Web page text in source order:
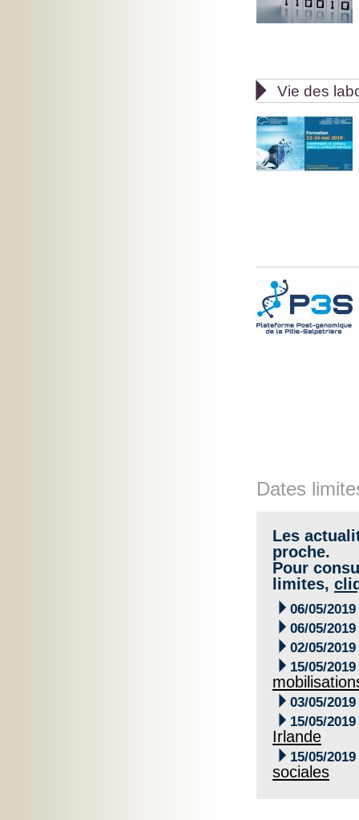
 Vie des
Dates
Les
proche.
Pour
limites,
 06/05/2019
 06/05/2019
 02/05/2019
 15/05/2019
 03/05/2019
 15/05/2019
Irlande
 15/05/2019
sociales